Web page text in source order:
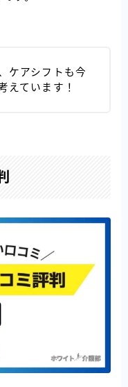
ケアシフトも今
えています！